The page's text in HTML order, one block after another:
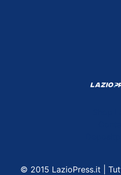
© 2015 LazioPress.it |